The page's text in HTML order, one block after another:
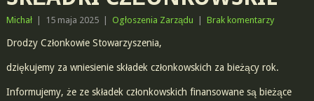
Michał 15 maja 2025 Ogłoszenia Zarządu Brak komentarzy
Drodzy Członkowie Stowarzyszenia,
dziękujemy za wniesienie składek członkowskich za bieżący rok.
Informujemy, że ze składek członkowskich finansowane są bieżące